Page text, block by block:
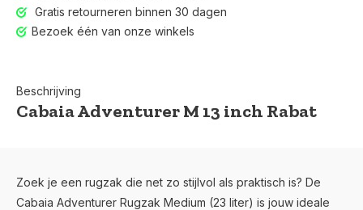
Gratis retourneren binnen 30 dagen
Bezoek één van onze winkels
Beschrijving
Cabaia Adventurer M 13 inch Rabat
Zoek je een rugzak die net zo stijlvol als praktisch is? De
Cabaia Adventurer Rugzak Medium (23 liter) is jouw ideale